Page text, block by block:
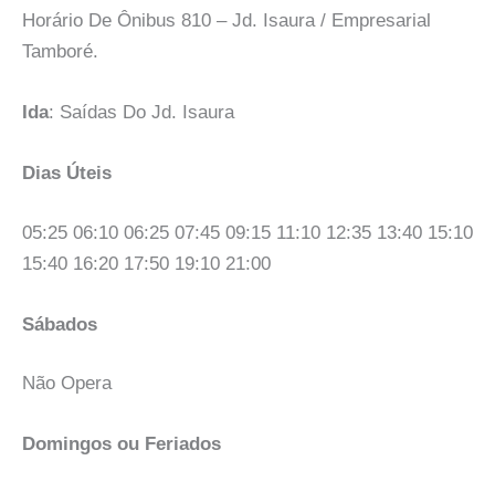
Horário De Ônibus 810 – Jd. Isaura / Empresarial
Tamboré.
Ida: Saídas Do Jd. Isaura
Dias Úteis
05:25 06:10 06:25 07:45 09:15 11:10 12:35 13:40 15:10
15:40 16:20 17:50 19:10 21:00
Sábados
Não Opera
Domingos ou Feriados